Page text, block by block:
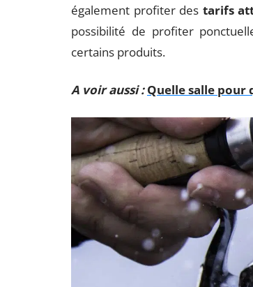
également profiter des tarifs
possibilité de profiter
certains produits.
A voir aussi : Quelle salle pour